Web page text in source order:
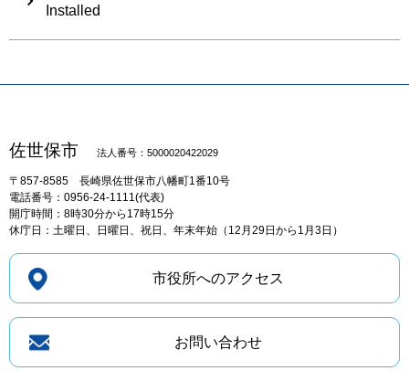
Installed
佐世保市 法人番号：5000020422029
〒857-8585 長崎県佐世保市八幡町1番10号
電話番号：0956-24-1111(代表)
開庁時間：8時30分から17時15分
休庁日：土曜日、日曜日、祝日、年末年始（12月29日から1月3日）
市役所へのアクセス
お問い合わせ